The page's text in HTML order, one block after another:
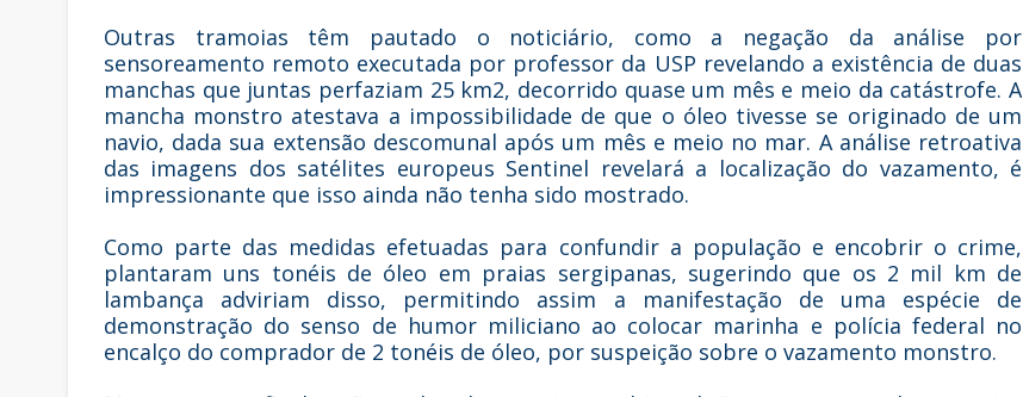
Outras tramoias têm pautado o noticiário, como a negação da análise por
sensoreamento remoto executada por professor da USP revelando a existência de duas
manchas que juntas perfaziam 25 km2, decorrido quase um mês e meio da catástrofe. A
mancha monstro atestava a impossibilidade de que o óleo tivesse se originado de um
navio, dada sua extensão descomunal após um mês e meio no mar. A análise retroativa
das imagens dos satélites europeus Sentinel revelará a localização do vazamento, é
impressionante que isso ainda não tenha sido mostrado.
Como parte das medidas efetuadas para confundir a população e encobrir o crime,
plantaram uns tonéis de óleo em praias sergipanas, sugerindo que os 2 mil km de
lambança adviriam disso, permitindo assim a manifestação de uma espécie de
demonstração do senso de humor miliciano ao colocar marinha e polícia federal no
encalço do comprador de 2 tonéis de óleo, por suspeição sobre o vazamento monstro.